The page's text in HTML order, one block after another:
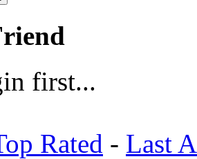
first...
Rated - Last